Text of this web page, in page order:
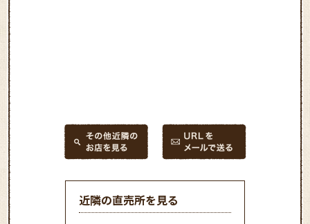
近隣の直売所を見る